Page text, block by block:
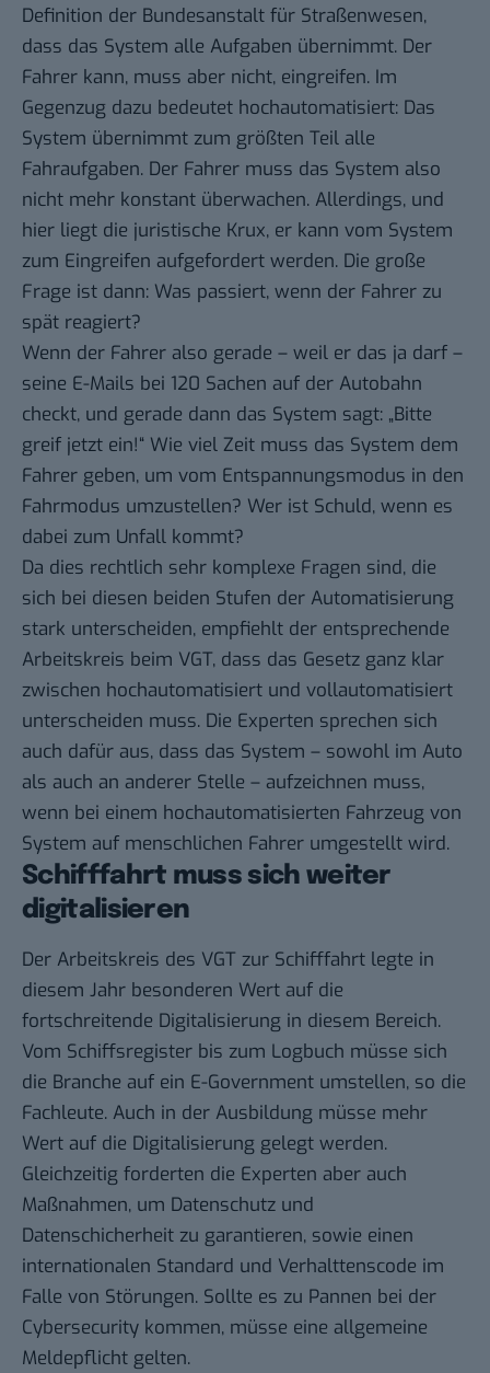
Definition der Bundesanstalt für Straßenwesen,
dass das System alle Aufgaben übernimmt. Der
Fahrer kann, muss aber nicht, eingreifen. Im
Gegenzug dazu bedeutet hochautomatisiert: Das
System übernimmt zum größten Teil alle
Fahraufgaben. Der Fahrer muss das System also
nicht mehr konstant überwachen. Allerdings, und
hier liegt die juristische Krux, er kann vom System
zum Eingreifen aufgefordert werden. Die große
Frage ist dann: Was passiert, wenn der Fahrer zu
spät reagiert?
Wenn der Fahrer also gerade – weil er das ja darf –
seine E-Mails bei 120 Sachen auf der Autobahn
checkt, und gerade dann das System sagt: „Bitte
greif jetzt ein!“ Wie viel Zeit muss das System dem
Fahrer geben, um vom Entspannungsmodus in den
Fahrmodus umzustellen? Wer ist Schuld, wenn es
dabei zum Unfall kommt?
Da dies rechtlich sehr komplexe Fragen sind, die
sich bei diesen beiden Stufen der Automatisierung
stark unterscheiden, empfiehlt der entsprechende
Arbeitskreis beim VGT, dass das Gesetz ganz klar
zwischen hochautomatisiert und vollautomatisiert
unterscheiden muss. Die Experten sprechen sich
auch dafür aus, dass das System – sowohl im Auto
als auch an anderer Stelle – aufzeichnen muss,
wenn bei einem hochautomatisierten Fahrzeug von
System auf menschlichen Fahrer umgestellt wird.
Schifffahrt muss sich weiter
digitalisieren
Der Arbeitskreis des VGT zur Schifffahrt legte in
diesem Jahr besonderen Wert auf die
fortschreitende Digitalisierung in diesem Bereich.
Vom Schiffsregister bis zum Logbuch müsse sich
die Branche auf ein E-Government umstellen, so die
Fachleute. Auch in der Ausbildung müsse mehr
Wert auf die Digitalisierung gelegt werden.
Gleichzeitig forderten die Experten aber auch
Maßnahmen, um Datenschutz und
Datenschicherheit zu garantieren, sowie einen
internationalen Standard und Verhalttenscode im
Falle von Störungen. Sollte es zu Pannen bei der
Cybersecurity kommen, müsse eine allgemeine
Meldepflicht gelten.